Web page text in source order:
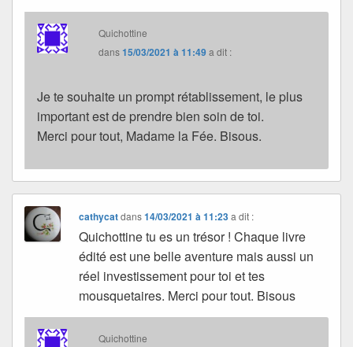
Quichottine
dans15/03/2021 à 11:49a dit :
Je te souhaite un prompt rétablissement, le plus
important est de prendre bien soin de toi.
Merci pour tout, Madame la Fée. Bisous.
cathycatdans14/03/2021 à 11:23 a dit :
Quichottine tu es un trésor ! Chaque livre
édité est une belle aventure mais aussi un
réel investissement pour toi et tes
mousquetaires. Merci pour tout. Bisous
Quichottine